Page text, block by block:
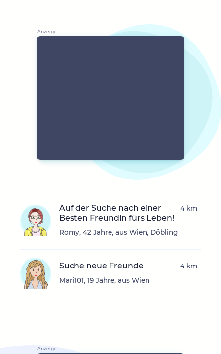
Auf der Suche nach einer
Besten Freundin fürs Leben!
Romy, 42 Jahre, aus Wien, Döbling
4 km
Suche neue Freunde
Mari101, 19 Jahre, aus Wien
4 km